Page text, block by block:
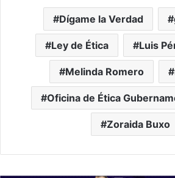
Dígame la Verdad
Ley de Ética Luis
Melinda Romero
Oficina de Ética
Zoraida Buxo